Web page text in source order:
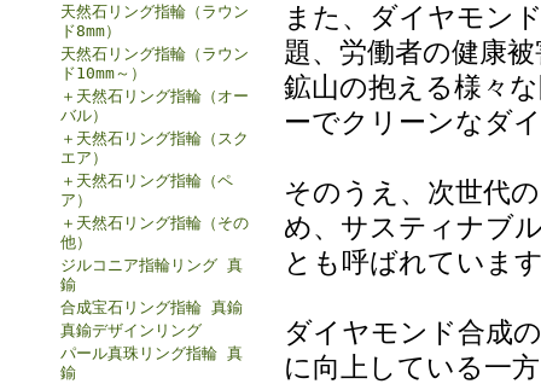
天然石リング指輪（ラウン
ド8mm）
天然石リング指輪（ラウン
ド10mm～）
＋天然石リング指輪（オー
バル）
＋天然石リング指輪（スク
エア）
＋天然石リング指輪（ペ
ア）
＋天然石リング指輪（その
他）
ジルコニア指輪リング 真
鍮
合成宝石リング指輪 真鍮
真鍮デザインリング
パール真珠リング指輪 真
鍮
また、ダイヤモン
題、労働者の健康
鉱山の抱える様々
ーでクリーンなダ
そのうえ、次世代
め、サスティナ
とも呼ばれていま
ダイヤモンド合成
に向上している一